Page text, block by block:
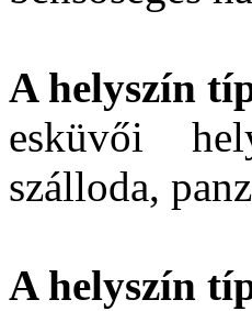
A helyszín
esküvői
szálloda,
A helyszín